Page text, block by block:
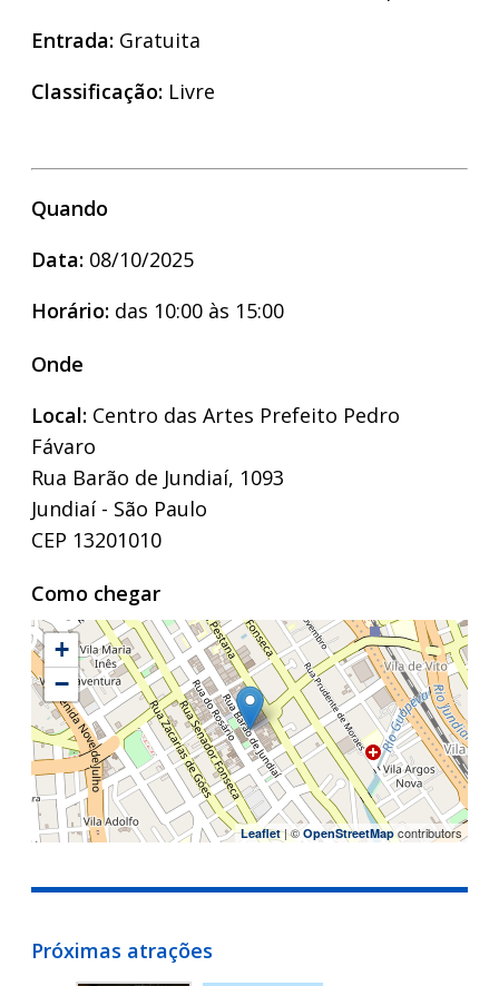
Entrada: Gratuita
Classificação: Livre
Quando
Data: 08/10/2025
Horário: das 10:00 às 15:00
Onde
Local: Centro das Artes Prefeito Pedro
Fávaro
Rua Barão de Jundiaí, 1093
Jundiaí - São Paulo
CEP 13201010
Como chegar
+
−
Leaflet| © OpenStreetMapcontributors
Próximas atrações